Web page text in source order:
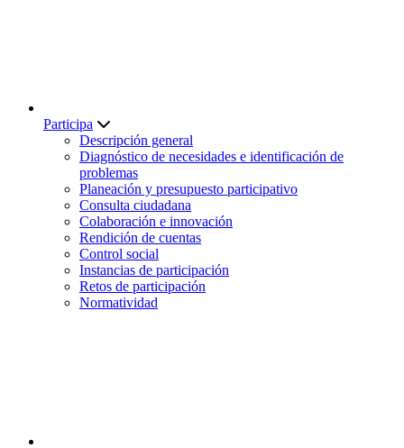
Participa
Descripción general
Diagnóstico de necesidades e identificación de
problemas
Planeación y presupuesto participativo
Consulta ciudadana
Colaboración e innovación
Rendición de cuentas
Control social
Instancias de participación
Retos de participación
Normatividad